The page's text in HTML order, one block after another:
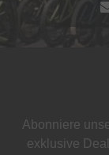
Abonniere
exklusive